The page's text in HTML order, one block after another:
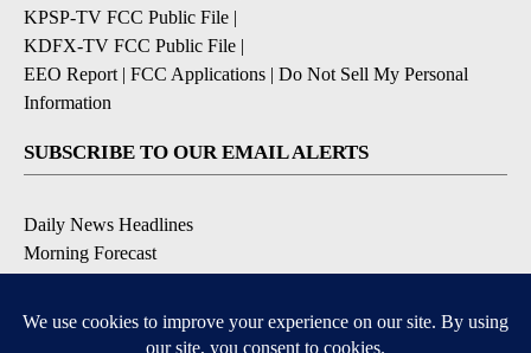
KPSP-TV FCC Public File |
KDFX-TV FCC Public File |
EEO Report | FCC Applications | Do Not Sell My Personal
Information
SUBSCRIBE TO OUR EMAIL ALERTS
Daily News Headlines
Morning Forecast
Contests & Promotions